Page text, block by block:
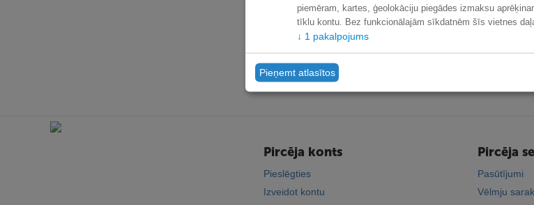
Pircēja konts
Pieslēgties
Izveidot kontu
Pircēja
Pasūtījumi
Vēlmju
piemēram, kartes, ģeolokāciju piegādes izmaksu
tīklu kontu. Bez funkcionālajām sīkdatnēm šīs vietnes
↓ 1 pakalpojums
Pieņemt atlasītos